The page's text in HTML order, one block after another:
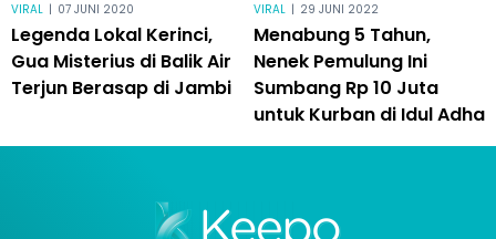
VIRAL | 07 JUNI 2020
Legenda Lokal Kerinci,
Gua Misterius di Balik Air
Terjun Berasap di Jambi
VIRAL | 29 JUNI 2022
Menabung 5 Tahun,
Nenek Pemulung Ini
Sumbang Rp 10 Juta
untuk Kurban di Idul Adha